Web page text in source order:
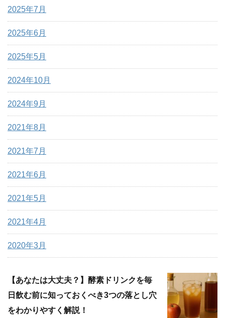
2025年7月
2025年6月
2025年5月
2024年10月
2024年9月
2021年8月
2021年7月
2021年6月
2021年5月
2021年4月
2020年3月
【あなたは大丈夫？】酵素ドリンクを毎
日飲む前に知っておくべき3つの落とし穴
をわかりやすく解説！